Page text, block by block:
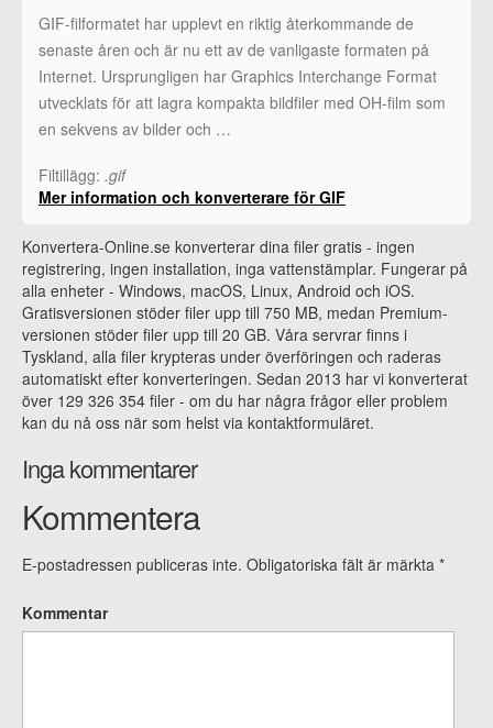
GIF-filformatet har upplevt en riktig återkommande de
senaste åren och är nu ett av de vanligaste formaten på
Internet. Ursprungligen har Graphics Interchange Format
utvecklats för att lagra kompakta bildfiler med OH-film som
en sekvens av bilder och …
Filtillägg: .gif
Mer information och konverterare för GIF
Konvertera-Online.se konverterar dina filer gratis - ingen
registrering, ingen installation, inga vattenstämplar. Fungerar på
alla enheter - Windows, macOS, Linux, Android och iOS.
Gratisversionen stöder filer upp till 750 MB, medan Premium-
versionen stöder filer upp till 20 GB. Våra servrar finns i
Tyskland, alla filer krypteras under överföringen och raderas
automatiskt efter konverteringen. Sedan 2013 har vi konverterat
över 129 326 354 filer - om du har några frågor eller problem
kan du nå oss när som helst via kontaktformuläret.
Inga kommentarer
Kommentera
E-postadressen publiceras inte. Obligatoriska fält är märkta *
Kommentar